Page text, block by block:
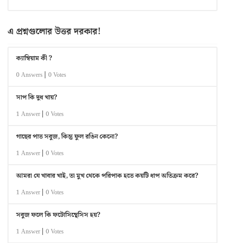
এ প্রশ্নগুলোর উত্তর দরকার!
ক্যাম্বিয়াম কী ?
0 Answers | 0 Votes
সাপ কি দুধ খায়?
1 Answer | 0 Votes
গাছের পাত সবুজ, কিন্তু ফুল রঙিন কেনো?
1 Answer | 0 Votes
আমরা যে খাবার খাই, তা মুখ থেকে পরিপাক হতে কয়টি ধাপ অতিক্রম করে?
1 Answer | 0 Votes
সবুজ ফলে কি ফটোসিন্থেসিস হয়?
1 Answer | 0 Votes